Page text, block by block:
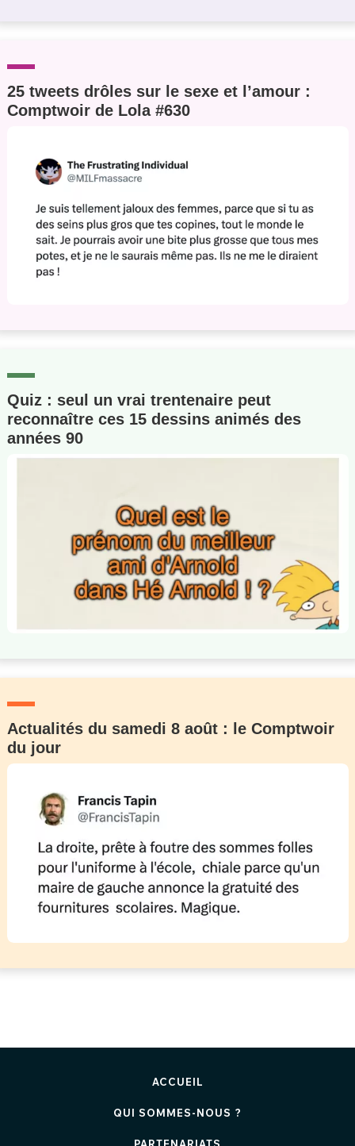
25 tweets drôles sur le sexe et l’amour :
Comptwoir de Lola #630
Quiz : seul un vrai trentenaire peut
reconnaître ces 15 dessins animés des
années 90
Actualités du samedi 8 août : le Comptwoir
du jour
ACCUEIL
QUI SOMMES-NOUS ?